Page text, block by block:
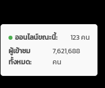
ออนไลน์ขณะนี้:
123 คน
ผู้เข้าชม
ทั้งหมด:
7,621,688
คน